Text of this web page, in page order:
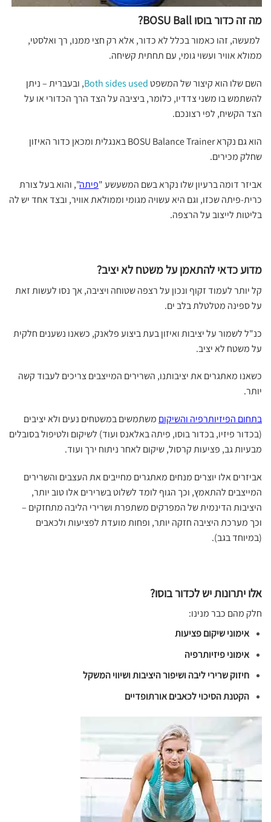
מה זה כדור בוסו BOSU Ball?
למעשה, זהו כאמור בכלל לא כדור, אלא רק חצי ממנו, רך ואלסטי,
ממולא אוויר ועשוי גומי, עם תחתית קשיחה.
השם שלו הוא קיצור של המשפטBoth sides used, ובעברית – ניתן
להשתמש בו משני צדדיו, כלומר, ביציבה על הצד הרך הכדורי או על
הצד הקשיח, לפי רצונכם.
הוא גם נקרא BOSU Balance Trainer באנגלית ומכאן כדור האיזון
שחלק מכירים.
אביזר דומה ברעיון שלו נקרא בשם המשעשע "פיתה", והוא בעל צורת
כרית-פיתה שכזו, וגם היא עשויה מגומי וממולאת אוויר, ובצד אחד יש לה
בליטות לייצוב על הרצפה.
מדוע כדאי להתאמן על משטח לא יציב?
קל יותר לעמוד זקוף ונכון על רצפה שטוחה ויציבה, אך נסו לעשות זאת
על ספינה מטלטלת בלב ים.
כנ"ל לשמור על יציבות ואיזון בעת ביצוע פלאנק, כשאנו נשענים חלקית
על משטח לא יציב.
כשאנו מאתגרים את יציבותנו, השרירים המייצבים צריכים לעבוד קשה
יותר.
בתחום הפיזיותרפיה והשיקום משתמשים במשטחים נעים ולא יציבים
(בכדור פיזיו, בכדור בוסו, פיתה באלאנס ועוד) לשיקום ולטיפול בסובלים
מבעיות גב, פציעות קרסול, שיקום לאחר ניתוח ירך ועוד.
אביזרים אלו יוצרים מנחים מאתגרים מחייבים את העצבים והשרירים
המייצבים להתאמץ, וכך הגוף לומד לשלוט בשרירים אלו טוב יותר,
היציבות הדינמית של המפרקים משתפרת ושרירי הליבה מתחזקים –
וכך מערכת היציבה חזקה יותר, ופחות מועדת לפציעות ולכאבים
(במיוחד בגב).
אלו יתרונות יש לכדור בוסו?
חלק מהם כבר מנינו:
אימוני שיקום פציעות
אימוני פיזיותרפיה
חיזוק שרירי ליבה ושיפור היציבות ושיווי המשקל
הקטנת הסיכוי לכאבים אורתופדיים